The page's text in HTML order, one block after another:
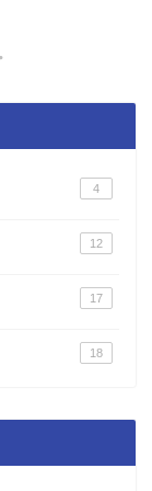
4
12
17
18